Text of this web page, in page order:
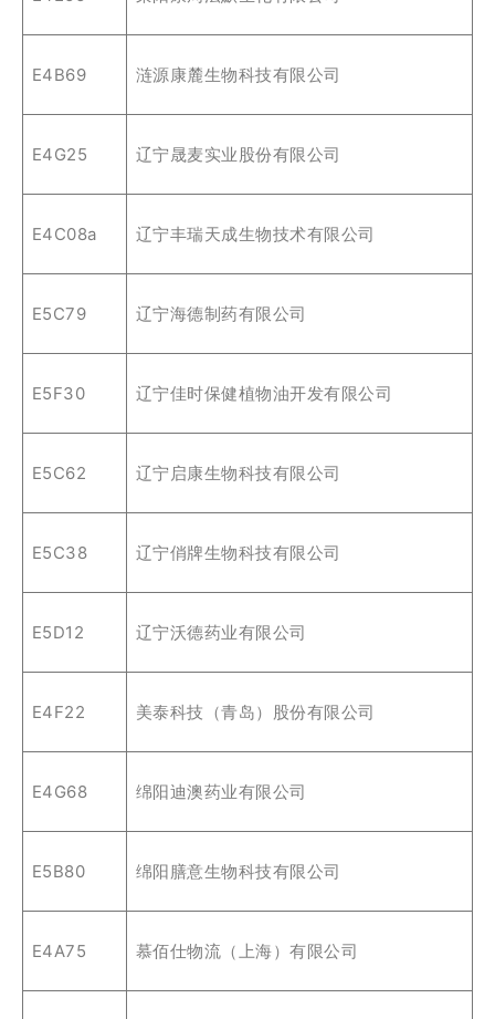
E4B69 涟源康麓生物科技有限公司
E4G25 辽宁晟麦实业股份有限公司
E4C08a 辽宁丰瑞天成生物技术有限公司
E5C79 辽宁海德制药有限公司
E5F30 辽宁佳时保健植物油开发有限公司
E5C62 辽宁启康生物科技有限公司
E5C38 辽宁俏牌生物科技有限公司
E5D12 辽宁沃德药业有限公司
E4F22 美泰科技（青岛）股份有限公司
E4G68 绵阳迪澳药业有限公司
E5B80 绵阳膳意生物科技有限公司
E4A75 慕佰仕物流（上海）有限公司